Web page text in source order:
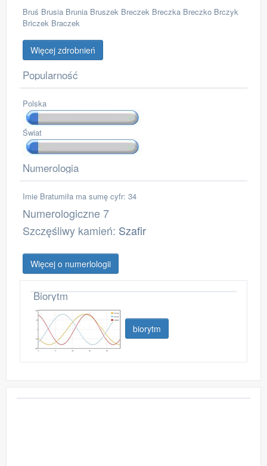
Bruś Brusia Brunia Bruszek Breczek Breczka Breczko Brczyk
Briczek Braczek
Więcej zdrobnień
Popularność
Polska
Świat
Numerologia
Imie Bratumiła ma sumę cyfr: 34
Numerologiczne 7
Szczęśliwy kamień: Szafir
Więcej o numerlologii
Biorytm
biorytm